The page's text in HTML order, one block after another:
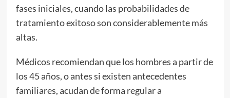
fases iniciales, cuando las probabilidades de
tratamiento exitoso son considerablemente más
altas.
Médicos recomiendan que los hombres a partir de
los 45 años, o antes si existen antecedentes
familiares, acudan de forma regular a